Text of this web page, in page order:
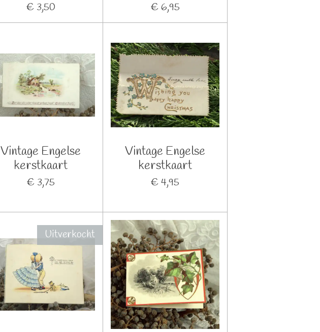
€ 3,50 € 6,95
Vintage Engelse
kerstkaart
€ 3,75
Vintage Engelse
kerstkaart
€ 4,95
Uitverkocht